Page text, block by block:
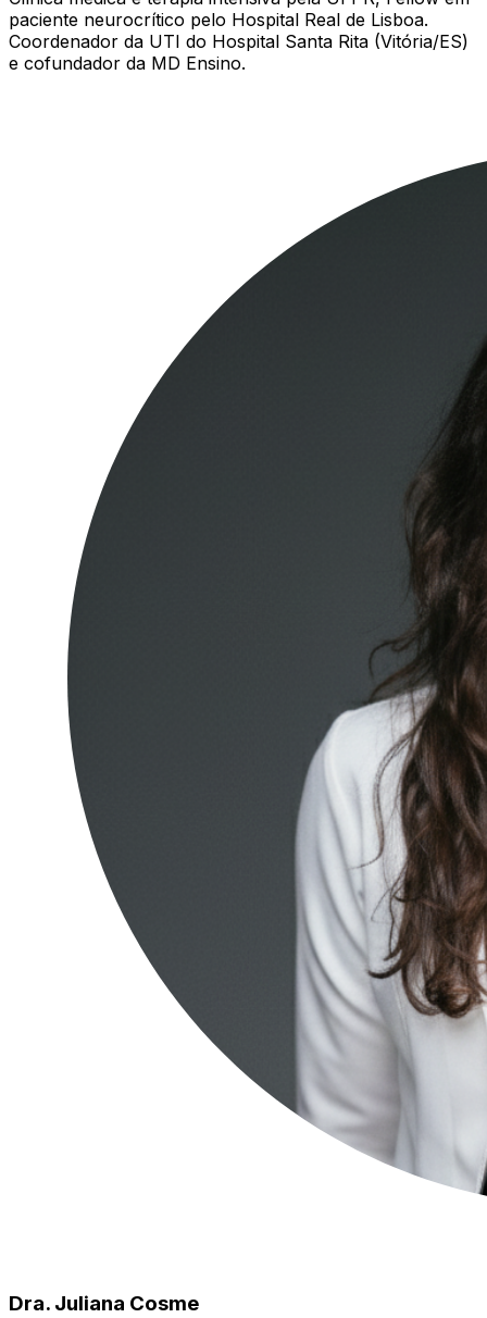
paciente neurocrítico pelo Hospital Real de Lisboa.
Coordenador da UTI do Hospital Santa Rita (Vitória/ES)
e cofundador da MD Ensino.
Dra. Juliana Cosme